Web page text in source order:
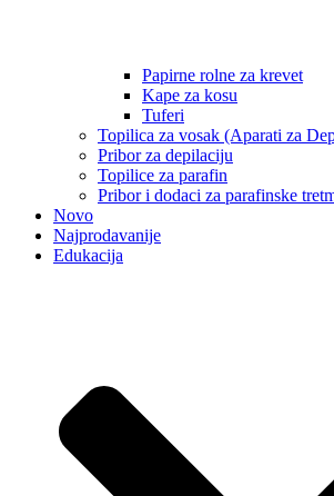
Papirne rolne za krevet
Kape za kosu
Tuferi
Topilica za vosak (Aparati za
Pribor za depilaciju
Topilice za parafin
Pribor i dodaci za parafinske
Novo
Najprodavanije
Edukacija